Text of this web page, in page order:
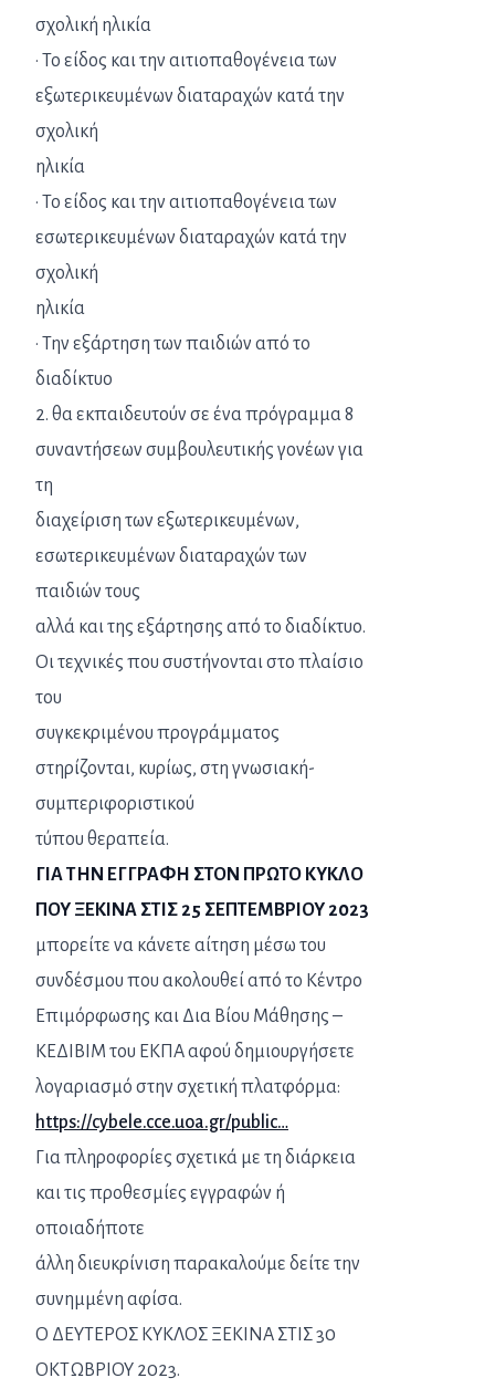
σχολική ηλικία
· Το είδος και την αιτιοπαθογένεια των
εξωτερικευμένων διαταραχών κατά την
σχολική
ηλικία
· Το είδος και την αιτιοπαθογένεια των
εσωτερικευμένων διαταραχών κατά την
σχολική
ηλικία
· Την εξάρτηση των παιδιών από το
διαδίκτυο
2. θα εκπαιδευτούν σε ένα πρόγραμμα 8
συναντήσεων συμβουλευτικής γονέων για
τη
διαχείριση των εξωτερικευμένων,
εσωτερικευμένων διαταραχών των
παιδιών τους
αλλά και της εξάρτησης από το διαδίκτυο.
Οι τεχνικές που συστήνονται στο πλαίσιο
του
συγκεκριμένου προγράμματος
στηρίζονται, κυρίως, στη γνωσιακή-
συμπεριφοριστικού
τύπου θεραπεία.
ΓΙΑ ΤΗΝ ΕΓΓΡΑΦΗ ΣΤΟΝ ΠΡΩΤΟ ΚΥΚΛΟ
ΠΟΥ ΞΕΚΙΝΑ ΣΤΙΣ 25 ΣΕΠΤΕΜΒΡΙΟΥ 2023
μπορείτε να κάνετε αίτηση μέσω του
συνδέσμου που ακολουθεί από το Κέντρο
Επιμόρφωσης και Δια Βίου Μάθησης –
ΚΕΔΙΒΙΜ του ΕΚΠΑ αφού δημιουργήσετε
λογαριασμό στην σχετική πλατφόρμα:
https://cybele.cce.uoa.gr/public…
Για πληροφορίες σχετικά με τη διάρκεια
και τις προθεσμίες εγγραφών ή
οποιαδήποτε
άλλη διευκρίνιση παρακαλούμε δείτε την
συνημμένη αφίσα.
Ο ΔΕΥΤΕΡΟΣ ΚΥΚΛΟΣ ΞΕΚΙΝΑ ΣΤΙΣ 30
ΟΚΤΩΒΡΙΟΥ 2023.